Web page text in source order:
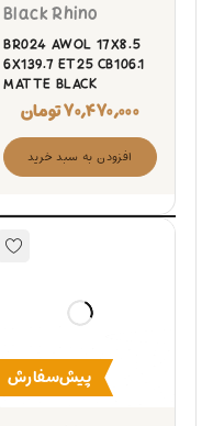
Black Rhino
BR024 AWOL 17X8.5
6X139.7 ET25 CB106.1
MATTE BLACK
۷۰,۴۷۰,۰۰۰تومان
افزودن به سبد خرید
پیش‌سفارش